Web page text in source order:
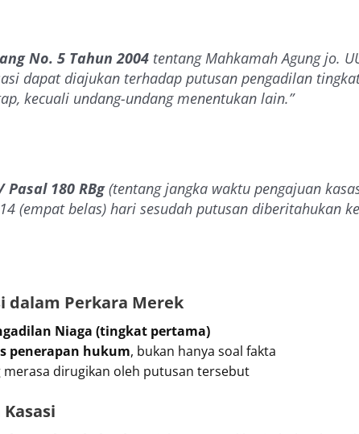
No. 5 Tahun 2004 tentang Mahkamah Agungjo.
dapat diajukan terhadap putusan pengadilan
kecuali undang-undang menentukan lain.”
Pasal 180 RBg(tentang jangka waktu pengajuan
(empat belas) hari sesudah putusan diberitahukan
dalam Perkara Merek
Niaga (tingkat pertama)
penerapan hukum, bukan hanya soal fakta
merasa dirugikan oleh putusan tersebut